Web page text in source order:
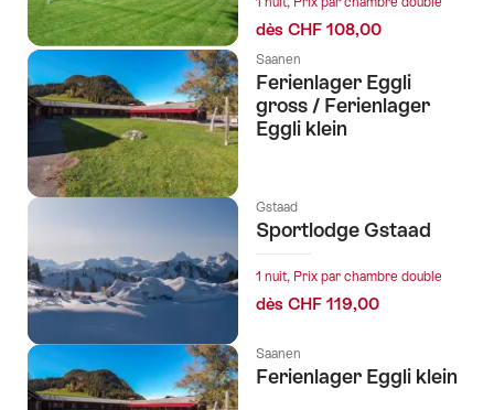
dès CHF 108,00
Saanen
Ferienlager Eggli
gross / Ferienlager
Eggli klein
Gstaad
Sportlodge Gstaad
1 nuit, Prix par chambre double
dès CHF 119,00
Saanen
Ferienlager Eggli klein